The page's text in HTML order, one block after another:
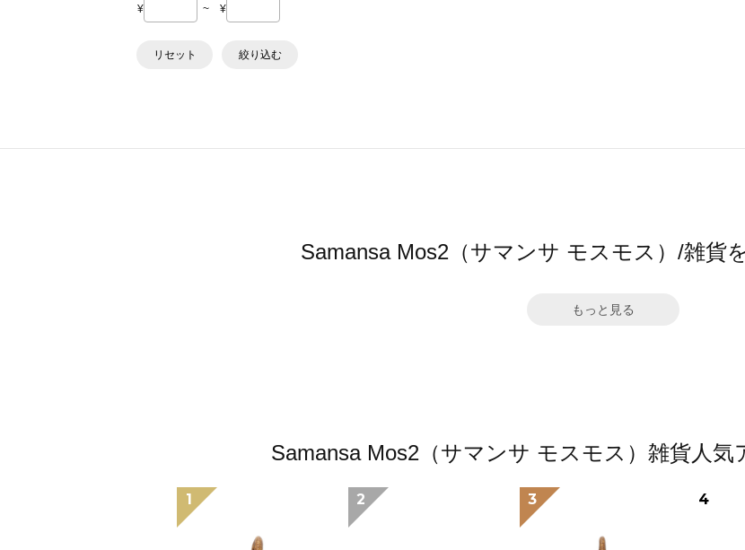
¥ ~ ¥
リセット 絞り込む
Samansa Mos2（サマンサ モスモス）/雑貨
もっと見る
Samansa Mos2（サマンサ モスモス）雑貨人
1 2 3 4